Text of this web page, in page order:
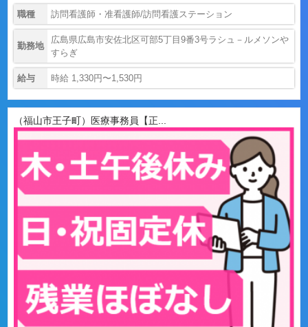
職種 訪問看護師・准看護師/訪問看護ステーション
勤務地
広島県広島市安佐北区可部5丁目9番3号ラシュ－ルメソンや
すらぎ
給与 時給 1,330円〜1,530円
（福山市王子町）医療事務員【正...